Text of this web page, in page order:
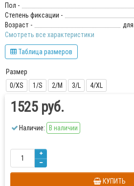
Пол -
Степень фиксации -
Возраст -
Смотреть все характеристики
Таблица размеров
Размер
0/XS
1/S 2/M 3/L 4/XL
1525 руб.
Наличие: В наличии
КУПИТЬ